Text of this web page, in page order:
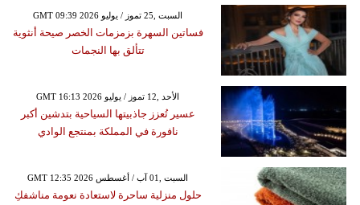
GMT 09:39 2026 السبت ,25 تموز / يوليو
فساتين السهرة بزمزمات الخصر صيحة أنثوية
تتألق بها النجمات
GMT 16:13 2026 الأحد ,12 تموز / يوليو
عسير تُعزز جاذبيتها السياحية بتدشين أكبر
نافورة في المملكة بمنتجع الوادي
GMT 12:35 2026 السبت ,01 آب / أغسطس
حلول منزلية ساحرة لاستعادة نعومة مناشفكِ